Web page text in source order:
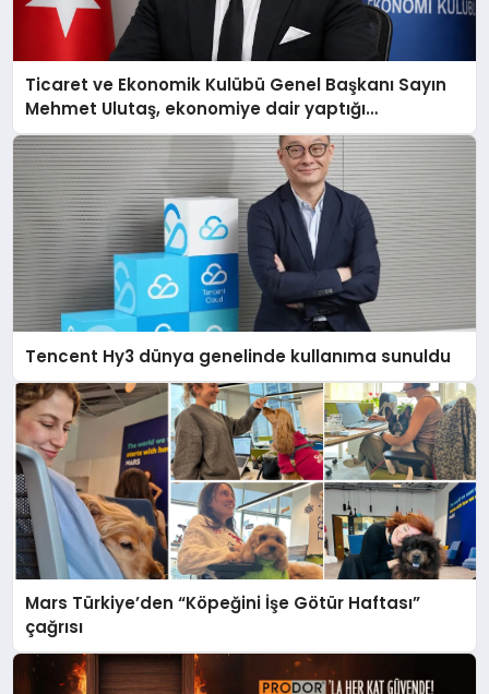
Ticaret ve Ekonomik Kulübü Genel Başkanı Sayın
Mehmet Ulutaş, ekonomiye dair yaptığı
açıklamada şunları kaydetti:
Tencent Hy3 dünya genelinde kullanıma sunuldu
Mars Türkiye’den “Köpeğini İşe Götür Haftası”
çağrısı